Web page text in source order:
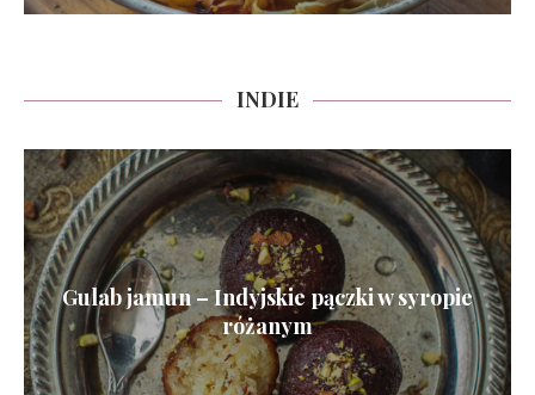
INDIE
Gulab jamun – Indyjskie pączki w syropie
różanym